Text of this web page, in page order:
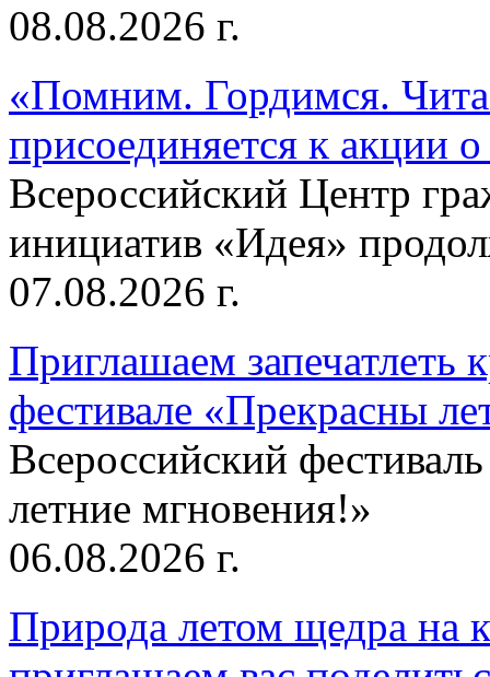
08.08.2026 г.
«Помним. Гордимся.
присоединяется к акции
Всероссийский Центр
инициатив «Идея»
07.08.2026 г.
Приглашаем запечатлеть
фестивале «Прекрасны
Всероссийский
летние мгновения!»
06.08.2026 г.
Природа летом щедра на